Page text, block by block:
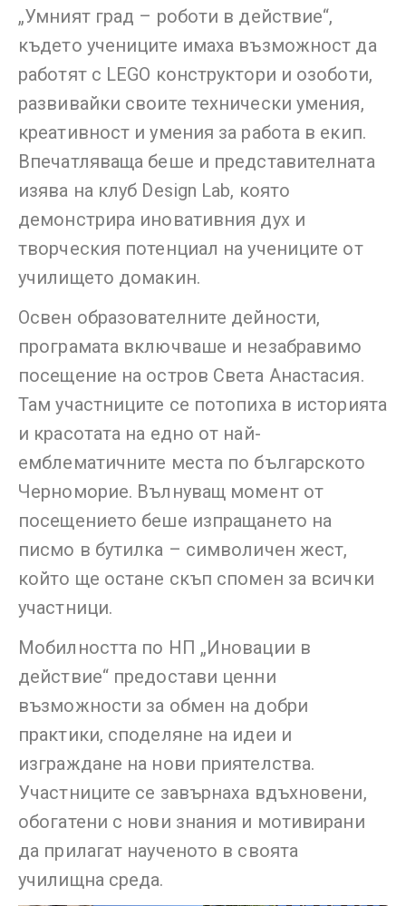
„Умният град – роботи в действие“,
където учениците имаха възможност да
работят с LEGO конструктори и озоботи,
развивайки своите технически умения,
креативност и умения за работа в екип.
Впечатляваща беше и представителната
изява на клуб Design Lab, която
демонстрира иновативния дух и
творческия потенциал на учениците от
училището домакин.
Освен образователните дейности,
програмата включваше и незабравимо
посещение на остров Света Анастасия.
Там участниците се потопиха в историята
и красотата на едно от най-
емблематичните места по българското
Черноморие. Вълнуващ момент от
посещението беше изпращането на
писмо в бутилка – символичен жест,
който ще остане скъп спомен за всички
участници.
Мобилността по НП „Иновации в
действие“ предостави ценни
възможности за обмен на добри
практики, споделяне на идеи и
изграждане на нови приятелства.
Участниците се завърнаха вдъхновени,
обогатени с нови знания и мотивирани
да прилагат наученото в своята
училищна среда.